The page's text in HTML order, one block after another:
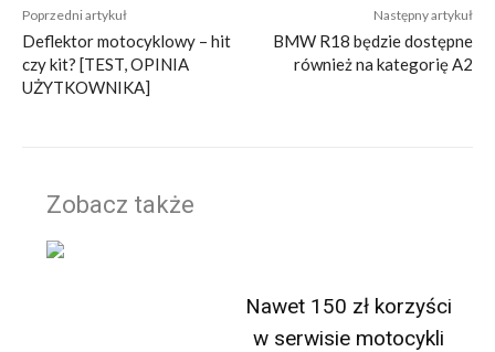
Poprzedni artykuł
Deflektor motocyklowy – hit
czy kit? [TEST, OPINIA
UŻYTKOWNIKA]
Następny artykuł
BMW R18 będzie dostępne
również na kategorię A2
Zobacz także
Nawet 150 zł korzyści
w serwisie motocykli